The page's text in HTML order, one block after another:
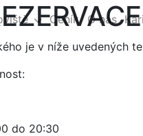
Ceník O nás
je v níže uvedených
do 20:30